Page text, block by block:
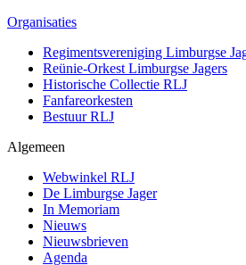
Organisaties
Regimentsvereniging Limburgse
Reünie-Orkest Limburgse Jagers
Historische Collectie RLJ
Fanfareorkesten
Bestuur RLJ
Algemeen
Webwinkel RLJ
De Limburgse Jager
In Memoriam
Nieuws
Nieuwsbrieven
Agenda